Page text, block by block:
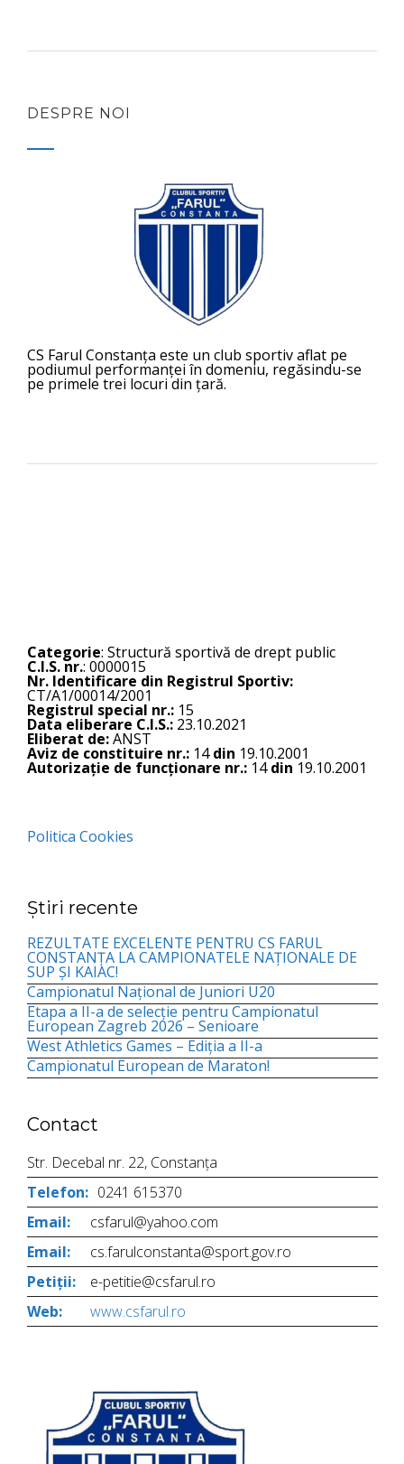
DESPRE NOI
CS Farul Constanța este un club sportiv aflat pe
podiumul performanței în domeniu, regăsindu-se
pe primele trei locuri din țară.
Categorie: Structură sportivă de drept public
C.I.S. nr.: 0000015
Nr. Identificare din Registrul Sportiv:
CT/A1/00014/2001
Registrul special nr.: 15
Data eliberare C.I.S.: 23.10.2021
Eliberat de:ANST
Aviz de constituire nr.: 14din 19.10.2001
Autorizație de funcționare nr.: 14din 19.10.2001
Politica Cookies
Știri recente
REZULTATE EXCELENTE PENTRU CS FARUL
CONSTANȚA LA CAMPIONATELE NAȚIONALE DE
SUP ȘI KAIAC!
Campionatul Național de Juniori U20
Etapa a II-a de selecție pentru Campionatul
European Zagreb 2026 – Senioare
West Athletics Games – Ediția a II-a
Campionatul European de Maraton!
Contact
Str. Decebal nr. 22, Constanța
Telefon: 0241 615370
Email:
csfarul@yahoo.com
Email:
cs.farulconstanta@sport.gov.ro
Petiții:
e-petitie@csfarul.ro
Web:
www.csfarul.ro